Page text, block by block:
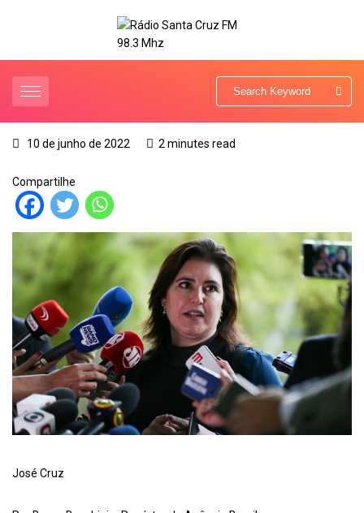
10 de junho de 2022 2 minutes read
Compartilhe
José Cruz